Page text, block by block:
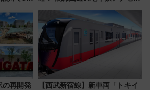
火前に楽しむ仙台観光ルートま
で解説！
の再開発
【西武新宿線】新車両「トキイ